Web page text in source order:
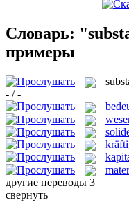
Словарь:
примеры
- / -
другие переводы 3
свернуть